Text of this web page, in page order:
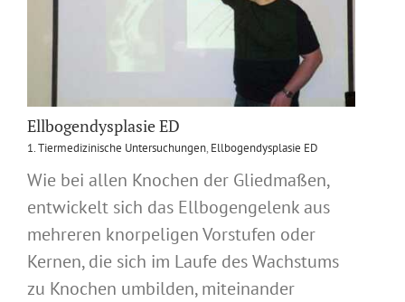
Ellbogendysplasie ED
1. Tiermedizinische Untersuchungen, Ellbogendysplasie ED
Wie bei allen Knochen der Gliedmaßen,
entwickelt sich das Ellbogengelenk aus
mehreren knorpeligen Vorstufen oder
Kernen, die sich im Laufe des Wachstums
zu Knochen umbilden, miteinander